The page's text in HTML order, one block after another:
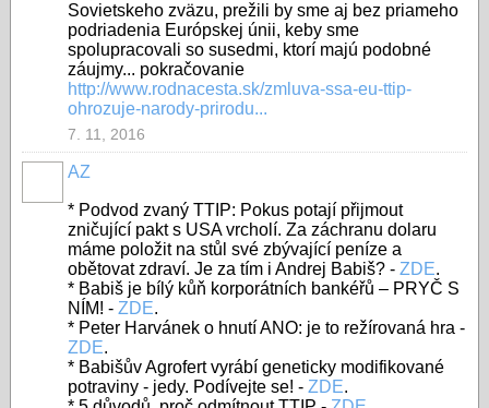
Sovietskeho zväzu, prežili by sme aj bez priameho
podriadenia Európskej únii, keby sme
spolupracovali so susedmi, ktorí majú podobné
záujmy... pokračovanie
http://www.rodnacesta.sk/zmluva-ssa-eu-ttip-
ohrozuje-narody-prirodu...
7. 11, 2016
AZ
* Podvod zvaný TTIP: Pokus potají přijmout
zničující pakt s USA vrcholí. Za záchranu dolaru
máme položit na stůl své zbývající peníze a
obětovat zdraví. Je za tím i Andrej Babiš? - ZDE.
* Babiš je bílý kůň korporátních bankéřů – PRYČ S
NÍM! - ZDE.
* Peter Harvánek o hnutí ANO: je to režírovaná hra -
ZDE.
* Babišův Agrofert vyrábí geneticky modifikované
potraviny - jedy. Podívejte se! - ZDE.